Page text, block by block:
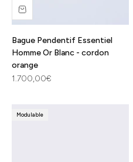
Bague Pendentif Essentiel
Homme Or Blanc - cordon
orange
Prix de vente
1.700,00€
Modulable